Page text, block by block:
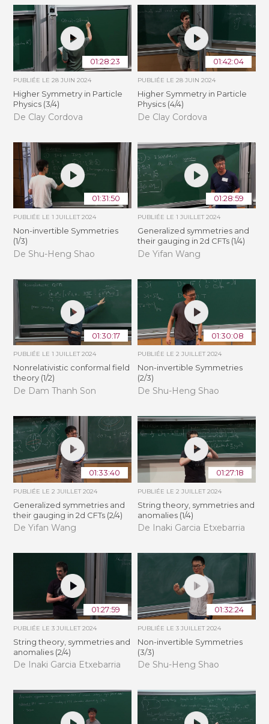
01:28:23
PUBLIÉE LE28 JUIN 2024
Higher Symmetry in Particle
Physics (3/4)
De Clay Cordova
01:42:04
PUBLIÉE LE 28 JUIN 2024
Higher Symmetry in Particle
Physics (4/4)
De Clay Cordova
01:31:50
PUBLIÉE LE1 JUILLET 2024
Non-invertible Symmetries
(1/3)
De Shu-Heng Shao
01:28:59
PUBLIÉE LE 1 JUILLET 2024
Generalized symmetries and
their gauging in 2d CFTs (1/4)
De Yifan Wang
01:30:17
PUBLIÉE LE1 JUILLET 2024
Nonrelativistic conformal field
theory (1/2)
De Dam Thanh Son
01:30:08
PUBLIÉE LE 2 JUILLET 2024
Non-invertible Symmetries
(2/3)
De Shu-Heng Shao
01:33:40
PUBLIÉE LE2 JUILLET 2024
Generalized symmetries and
their gauging in 2d CFTs (2/4)
De Yifan Wang
01:27:18
PUBLIÉE LE 2 JUILLET 2024
String theory, symmetries and
anomalies (1/4)
De Inaki Garcia Etxebarria
01:27:59
PUBLIÉE LE3 JUILLET 2024
String theory, symmetries and
anomalies (2/4)
De Inaki Garcia Etxebarria
01:32:24
PUBLIÉE LE 3 JUILLET 2024
Non-invertible Symmetries
(3/3)
De Shu-Heng Shao